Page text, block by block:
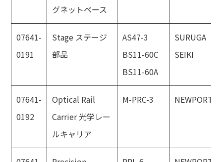
グネットベース
07641-
0191
Stage ステージ
部品
AS47-3
BS11-60C
BS11-60A
SURUGA
SEIKI
07641-
0192
Optical Rail
Carrier 光学レー
ルキャリア
M-PRC-3 NEWPORT